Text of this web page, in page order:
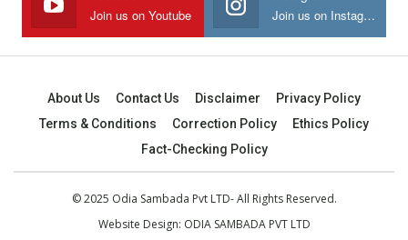
Join us on Youtube Join us on Instagram
About Us Contact Us Disclaimer
Privacy Policy
Terms & Conditions
Correction Policy
Ethics Policy
Fact-Checking Policy
© 2025 Odia Sambada Pvt LTD- All Rights Reserved.
Website Design: ODIA SAMBADA PVT LTD